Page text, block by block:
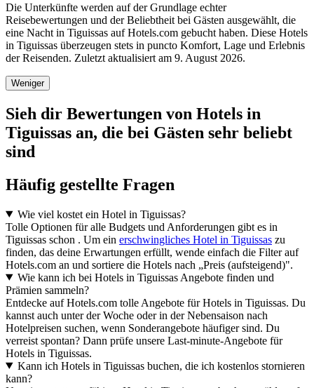
Die Unterkünfte werden auf der Grundlage echter
Reisebewertungen und der Beliebtheit bei Gästen ausgewählt, die
eine Nacht in Tiguissas auf Hotels.com gebucht haben. Diese Hotels
in Tiguissas überzeugen stets in puncto Komfort, Lage und Erlebnis
der Reisenden. Zuletzt aktualisiert am 9. August 2026.
Weniger
Sieh dir Bewertungen von Hotels in
Tiguissas an, die bei Gästen sehr beliebt
sind
Häufig gestellte Fragen
Wie viel kostet ein Hotel in Tiguissas?
Tolle Optionen für alle Budgets und Anforderungen gibt es in
Tiguissas schon . Um ein erschwingliches Hotel in Tiguissas zu
finden, das deine Erwartungen erfüllt, wende einfach die Filter auf
Hotels.com an und sortiere die Hotels nach „Preis (aufsteigend)".
Wie kann ich bei Hotels in Tiguissas Angebote finden und
Prämien sammeln?
Entdecke auf Hotels.com tolle Angebote für Hotels in Tiguissas. Du
kannst auch unter der Woche oder in der Nebensaison nach
Hotelpreisen suchen, wenn Sonderangebote häufiger sind. Du
verreist spontan? Dann prüfe unsere Last-minute-Angebote für
Hotels in Tiguissas.
Kann ich Hotels in Tiguissas buchen, die ich kostenlos stornieren
kann?